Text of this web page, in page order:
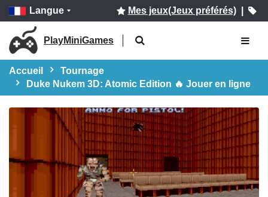
Langue Mes jeux(Jeux préférés)|
PlayMiniGames
Accueil
Tournage
Duke Nukem 3D: Atomic Edition 🔥 Jouer en ligne